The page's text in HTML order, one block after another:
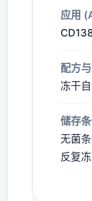
应用
配方
冻干
储存
无菌
反复冻